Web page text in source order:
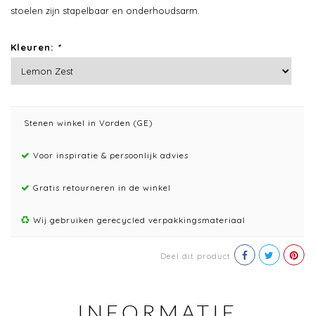
stoelen zijn stapelbaar en onderhoudsarm.
Kleuren: *
Stenen winkel in Vorden (GE)
Voor inspiratie & persoonlijk advies
Gratis retourneren in de winkel
Wij gebruiken gerecycled verpakkingsmateriaal
Deel dit product